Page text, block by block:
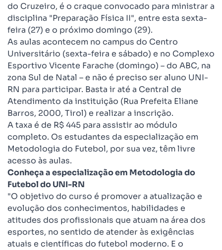
do Cruzeiro, é o craque convocado para ministrar a
disciplina "Preparação Física II", entre esta sexta-
feira (27) e o próximo domingo (29).
As aulas acontecem no campus do Centro
Universitário (sexta-feira e sábado) e no Complexo
Esportivo Vicente Farache (domingo) – do ABC, na
zona Sul de Natal – e não é preciso ser aluno UNI-
RN para participar. Basta ir até a Central de
Atendimento da instituição (Rua Prefeita Eliane
Barros, 2000, Tirol) e realizar a inscrição.
A taxa é de R$ 445 para assistir ao módulo
completo. Os estudantes da especialização em
Metodologia do Futebol, por sua vez, têm livre
acesso às aulas.
Conheça a especialização em Metodologia do
Futebol do UNI-RN
"O objetivo do curso é promover a atualização e
evolução dos conhecimentos, habilidades e
atitudes dos profissionais que atuam na área dos
esportes, no sentido de atender às exigências
atuais e científicas do futebol moderno. E o